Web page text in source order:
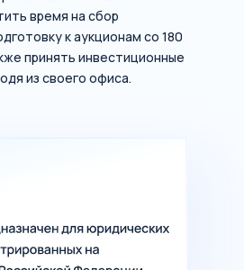
время на сбор
к аукционам со 180
принять инвестиционные
из своего офиса.